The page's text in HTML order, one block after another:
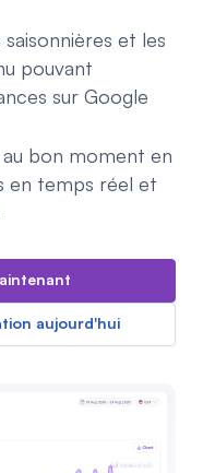
et les
pouvant
sur Google
bon moment en
en temps réel et
aujourd'hui